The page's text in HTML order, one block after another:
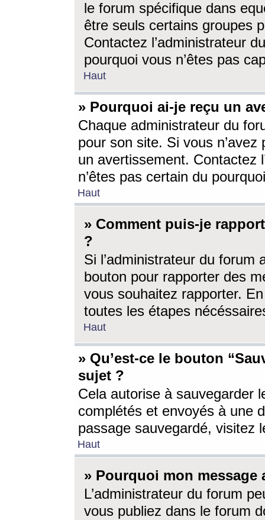
le forum spécifique dans
être seuls certains groupes
Contactez l’administrateur
pourquoi vous n’êtes pas
Haut
» Pourquoi ai-je reçu un
Chaque administrateur du
pour son site. Si vous
un avertissement. Contactez
n’êtes pas certain du
Haut
» Comment puis-je
?
Si l’administrateur du forum
bouton pour rapporter des
vous souhaitez rapporter.
toutes les étapes
Haut
» Qu’est-ce le bouton
sujet ?
Cela autorise à sauvegarder
complétés et envoyés à une
passage sauvegardé, visitez
Haut
» Pourquoi mon message
L’administrateur du forum
vous publiez dans le forum